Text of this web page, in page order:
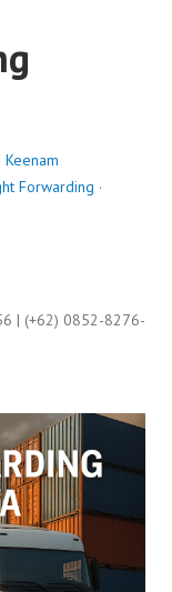
Forwarding ·
| (+62) 0852-8276-